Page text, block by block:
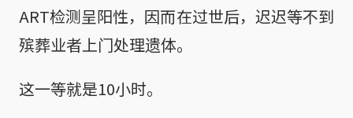
ART检测呈阳性，因而在过世后，迟迟等不到
殡葬业者上门处理遗体。
这一等就是10小时。